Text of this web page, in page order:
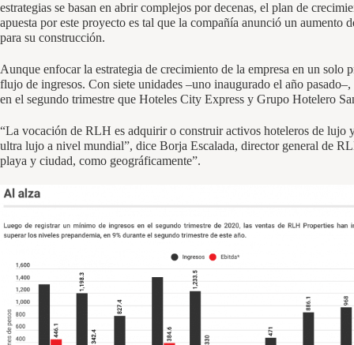
estrategias se basan en abrir complejos por decenas, el plan de
apuesta por este proyecto es tal que la compañía anunció un
para su construcción.
Aunque enfocar la estrategia de crecimiento de la empresa en un solo
flujo de ingresos. Con siete unidades –uno inaugurado el año
en el segundo trimestre que Hoteles City Express y Grupo Hotelero
“La vocación de RLH es adquirir o construir activos hoteleros de
ultra lujo a nivel mundial”, dice Borja Escalada, director general de
playa y ciudad, como geográficamente”.